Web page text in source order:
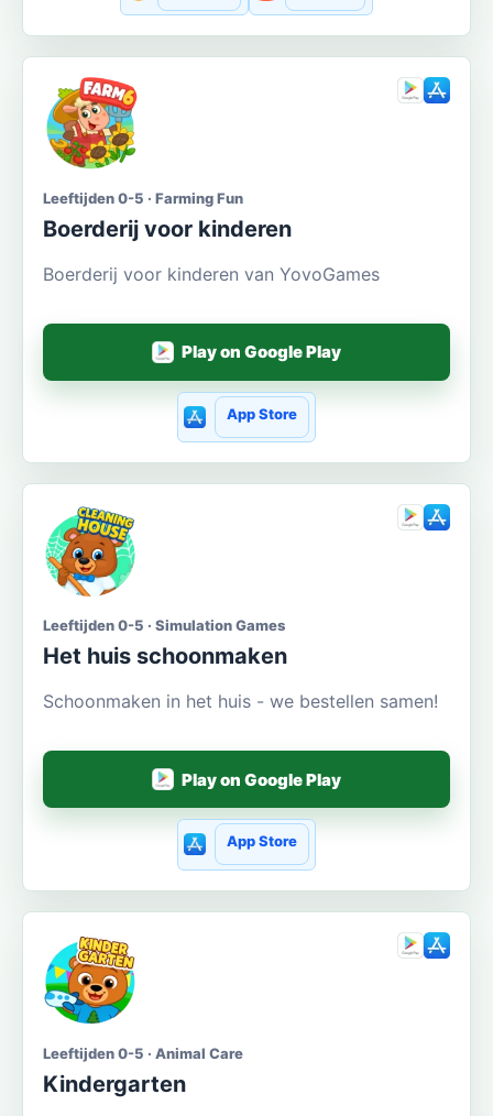
Leeftijden 0-5 · Farming Fun
Boerderij voor kinderen
Boerderij voor kinderen van YovoGames
Play on Google Play
App Store
Leeftijden 0-5 · Simulation Games
Het huis schoonmaken
Schoonmaken in het huis - we bestellen samen!
Play on Google Play
App Store
Leeftijden 0-5 · Animal Care
Kindergarten